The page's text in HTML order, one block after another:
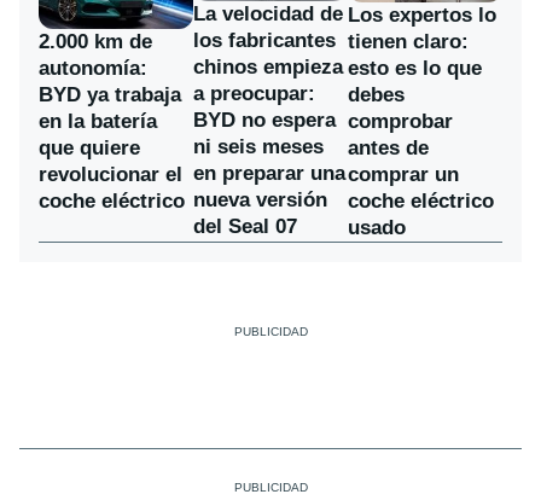
2.000 km de
autonomía:
BYD ya trabaja
en la batería
que quiere
revolucionar el
coche eléctrico
La velocidad de
los fabricantes
chinos empieza
a preocupar:
BYD no espera
ni seis meses
en preparar una
nueva versión
del Seal 07
Los expertos lo
tienen claro:
esto es lo que
debes
comprobar
antes de
comprar un
coche eléctrico
usado